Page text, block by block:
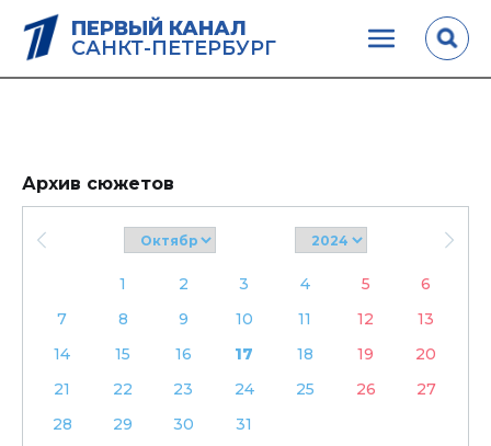
ПЕРВЫЙ КАНАЛ
САНКТ-ПЕТЕРБУРГ
Архив сюжетов
1 2 3 4 5
6
7
8 9 10 11 12
13
14
15 16 17 18 19
20
21
22 23 24 25 26
27
28
29 30 31